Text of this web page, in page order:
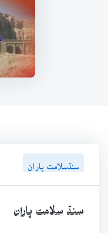
سنڌسلامت پاران
سنڌ سلامت پاران